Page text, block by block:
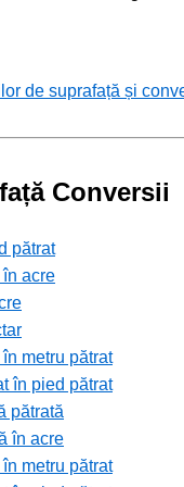
de suprafață și
Conversii
pătrat
acre
metru pătrat
în pied pătrat
pătrată
în acre
metru pătrat